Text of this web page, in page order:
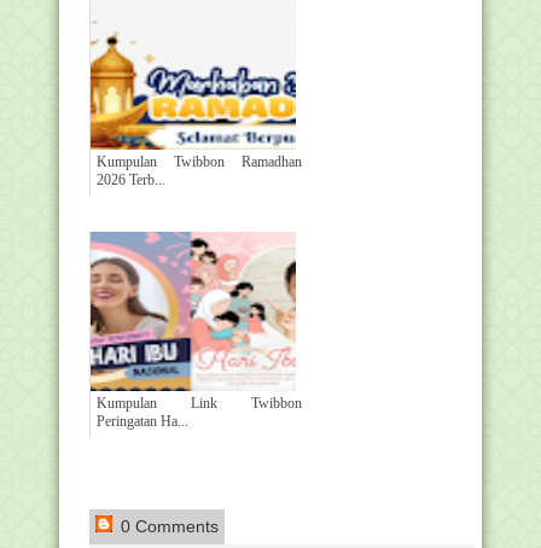
Kumpulan Twibbon Ramadhan
2026 Terb...
Kumpulan Link Twibbon
Peringatan Ha...
0 Comments